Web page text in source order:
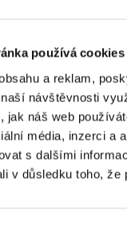
používá cookies
a reklam,
návštěvnosti
jak náš web
média, inzerci a
s dalšími
v důsledku toho, že
se nerušeně
pobočku
dominanta se
počátkem
vilu pro
škola. Volné